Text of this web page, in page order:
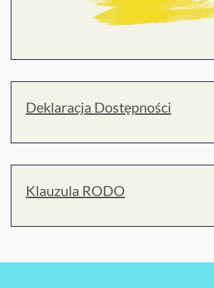
Deklaracja Dostępności
Klauzula RODO